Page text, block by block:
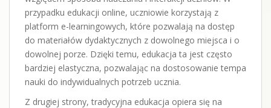
przypadku edukacji online, uczniowie korzystają z
platform e-learningowych, które pozwalają na dostęp
do materiałów dydaktycznych z dowolnego miejsca i o
dowolnej porze. Dzięki temu, edukacja ta jest często
bardziej elastyczna, pozwalając na dostosowanie tempa
nauki do indywidualnych potrzeb ucznia.
Z drugiej strony, tradycyjna edukacja opiera się na